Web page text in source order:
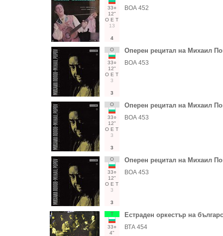
33○
12"
О Е Т
13
4
ВОА 452
О
33○
12"
О Е Т
3
3
Оперен рецитал на Михаил
ВОА 453
О
33○
12"
О Е Т
3
3
Оперен рецитал на Михаил
ВОА 453
О
33○
12"
О Е Т
3
3
Оперен рецитал на Михаил
ВОА 453
Т
33○
4"
Естраден оркестър на
ВТА 454